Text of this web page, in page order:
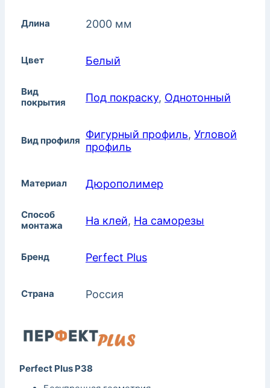
Длина 2000 мм
Цвет Белый
Вид
покрытия
Под покраску, Однотонный
Вид профиля Фигурный профиль, Угловой
профиль
Материал Дюрополимер
Способ
монтажа
На клей, На саморезы
Бренд Perfect Plus
Страна Россия
Perfect Plus P38